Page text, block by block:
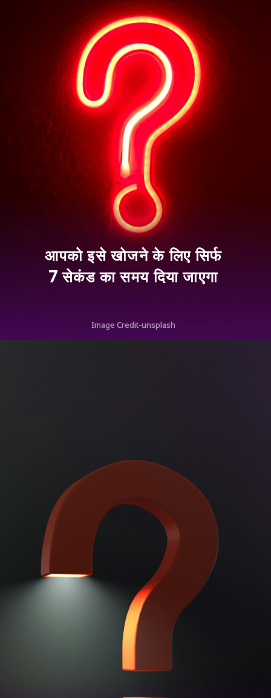
Image Credit-unsplash
आपको इसे खोजने के लिए सिर्फ
7 सेकंड का समय दिया जाएगा